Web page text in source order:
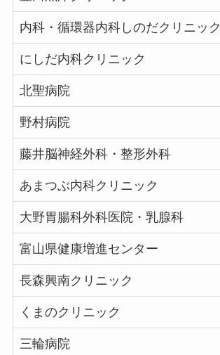
内科・循環器内科しのだクリニック
にしだ内科クリニック
北聖病院
野村病院
藤井脳神経外科・整形外科
あまつぶ内科クリニック
大野胃腸科外科医院・乳腺科
富山県健康増進センター
長森興南クリニック
くまのクリニック
三輪病院